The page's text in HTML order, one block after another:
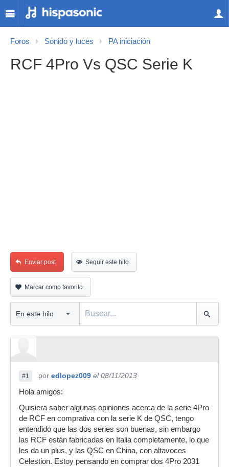
Foros Sonido y luces PA iniciación
RCF 4Pro Vs QSC Serie K
Enviar post Seguir este hilo
Marcar como favorito
#1 por edlopez009 el 08/11/2013
Hola amigos:
Quisiera saber algunas opiniones acerca de la serie 4Pro
de RCF en comprativa con la serie K de QSC, tengo
entendido que las dos series son buenas, sin embargo
las RCF están fabricadas en Italia completamente, lo que
les da un plus, y las QSC en China, con altavoces
Celestion. Estoy pensando en comprar dos 4Pro 2031